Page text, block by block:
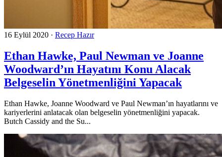
16 Eylül 2020 · Recep Hazır
Ethan Hawke, Paul Newman ve Joanne
Woodward’ın Hayatını Konu Alacak
Belgeselin Yönetmenliğini Yapacak
Ethan Hawke, Joanne Woodward ve Paul Newman’ın hayatlarını ve
kariyerlerini anlatacak olan belgeselin yönetmenliğini yapacak.
Butch Cassidy and the Su...